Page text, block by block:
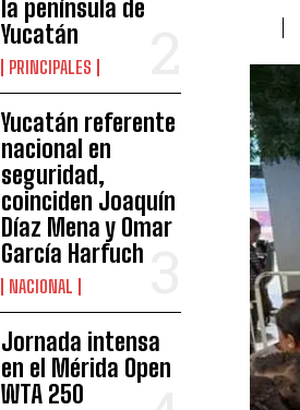
la península de
Yucatán
PRINCIPALES
Yucatán referente
nacional en
seguridad,
coinciden Joaquín
Díaz Mena y Omar
García Harfuch
NACIONAL
Jornada intensa
en el Mérida Open
WTA 250